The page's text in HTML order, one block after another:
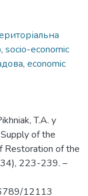
, socio-economic
, economic
T.A. y
of the
Restoration of the
223-239. –
12113